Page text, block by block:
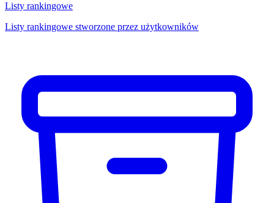
Listy rankingowe
Listy rankingowe stworzone przez użytkowników